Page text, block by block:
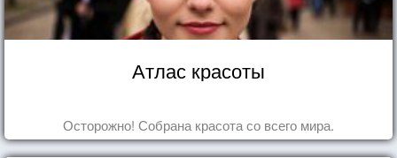
Атлас красоты
Осторожно! Собрана красота со всего мира.